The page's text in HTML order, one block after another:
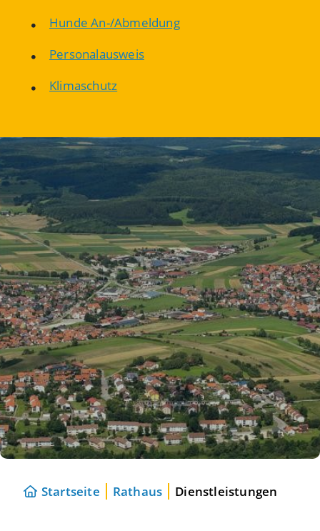
Hunde An-/Abmeldung
Personalausweis
Klimaschutz
Startseite Rathaus Dienstleistungen